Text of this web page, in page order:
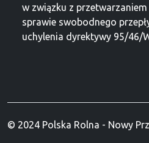
w związku z
sprawie swobodnego
uchylenia dyrektywy 95/46/
© 2024 Polska Rolna - Nowy